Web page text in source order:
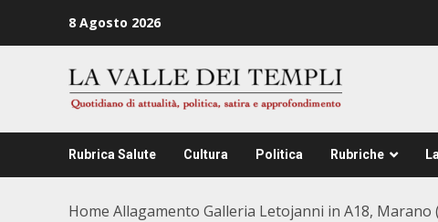
8 Agosto 2026
Rubrica Salute Cultura Politica Rubriche
Home Allagamento Galleria Letojanni in A18, Marano